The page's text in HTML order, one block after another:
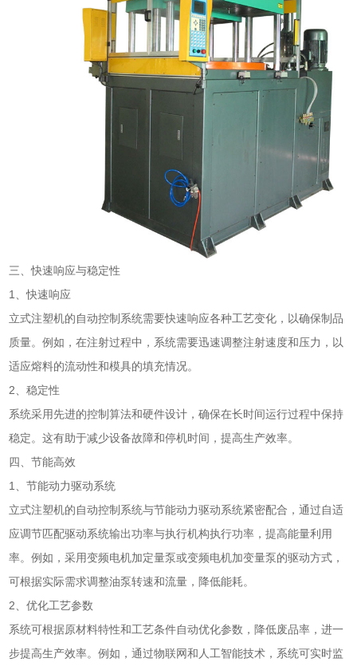
三、快速响应与稳定性
1、快速响应
立式注塑机的自动控制系统需要快速响应各种工艺变化，以确保制品
质量。例如，在注射过程中，系统需要迅速调整注射速度和压力，以
适应熔料的流动性和模具的填充情况。
2、稳定性
系统采用先进的控制算法和硬件设计，确保在长时间运行过程中保持
稳定。这有助于减少设备故障和停机时间，提高生产效率。
四、节能高效
1、节能动力驱动系统
立式注塑机的自动控制系统与节能动力驱动系统紧密配合，通过自适
应调节匹配驱动系统输出功率与执行机构执行功率，提高能量利用
率。例如，采用变频电机加定量泵或变频电机加变量泵的驱动方式，
可根据实际需求调整油泵转速和流量，降低能耗。
2、优化工艺参数
系统可根据原材料特性和工艺条件自动优化参数，降低废品率，进一
步提高生产效率。例如，通过物联网和人工智能技术，系统可实时监